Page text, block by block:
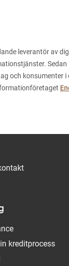
leverantör av
och konsumenter
kreditprocess